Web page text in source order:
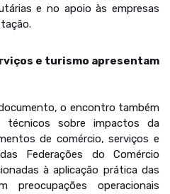
e no apoio às empresas
e turismo apresentam
o encontro também
sobre impactos da
de comércio, serviços e
Federações do Comércio
à aplicação prática das
preocupações operacionais